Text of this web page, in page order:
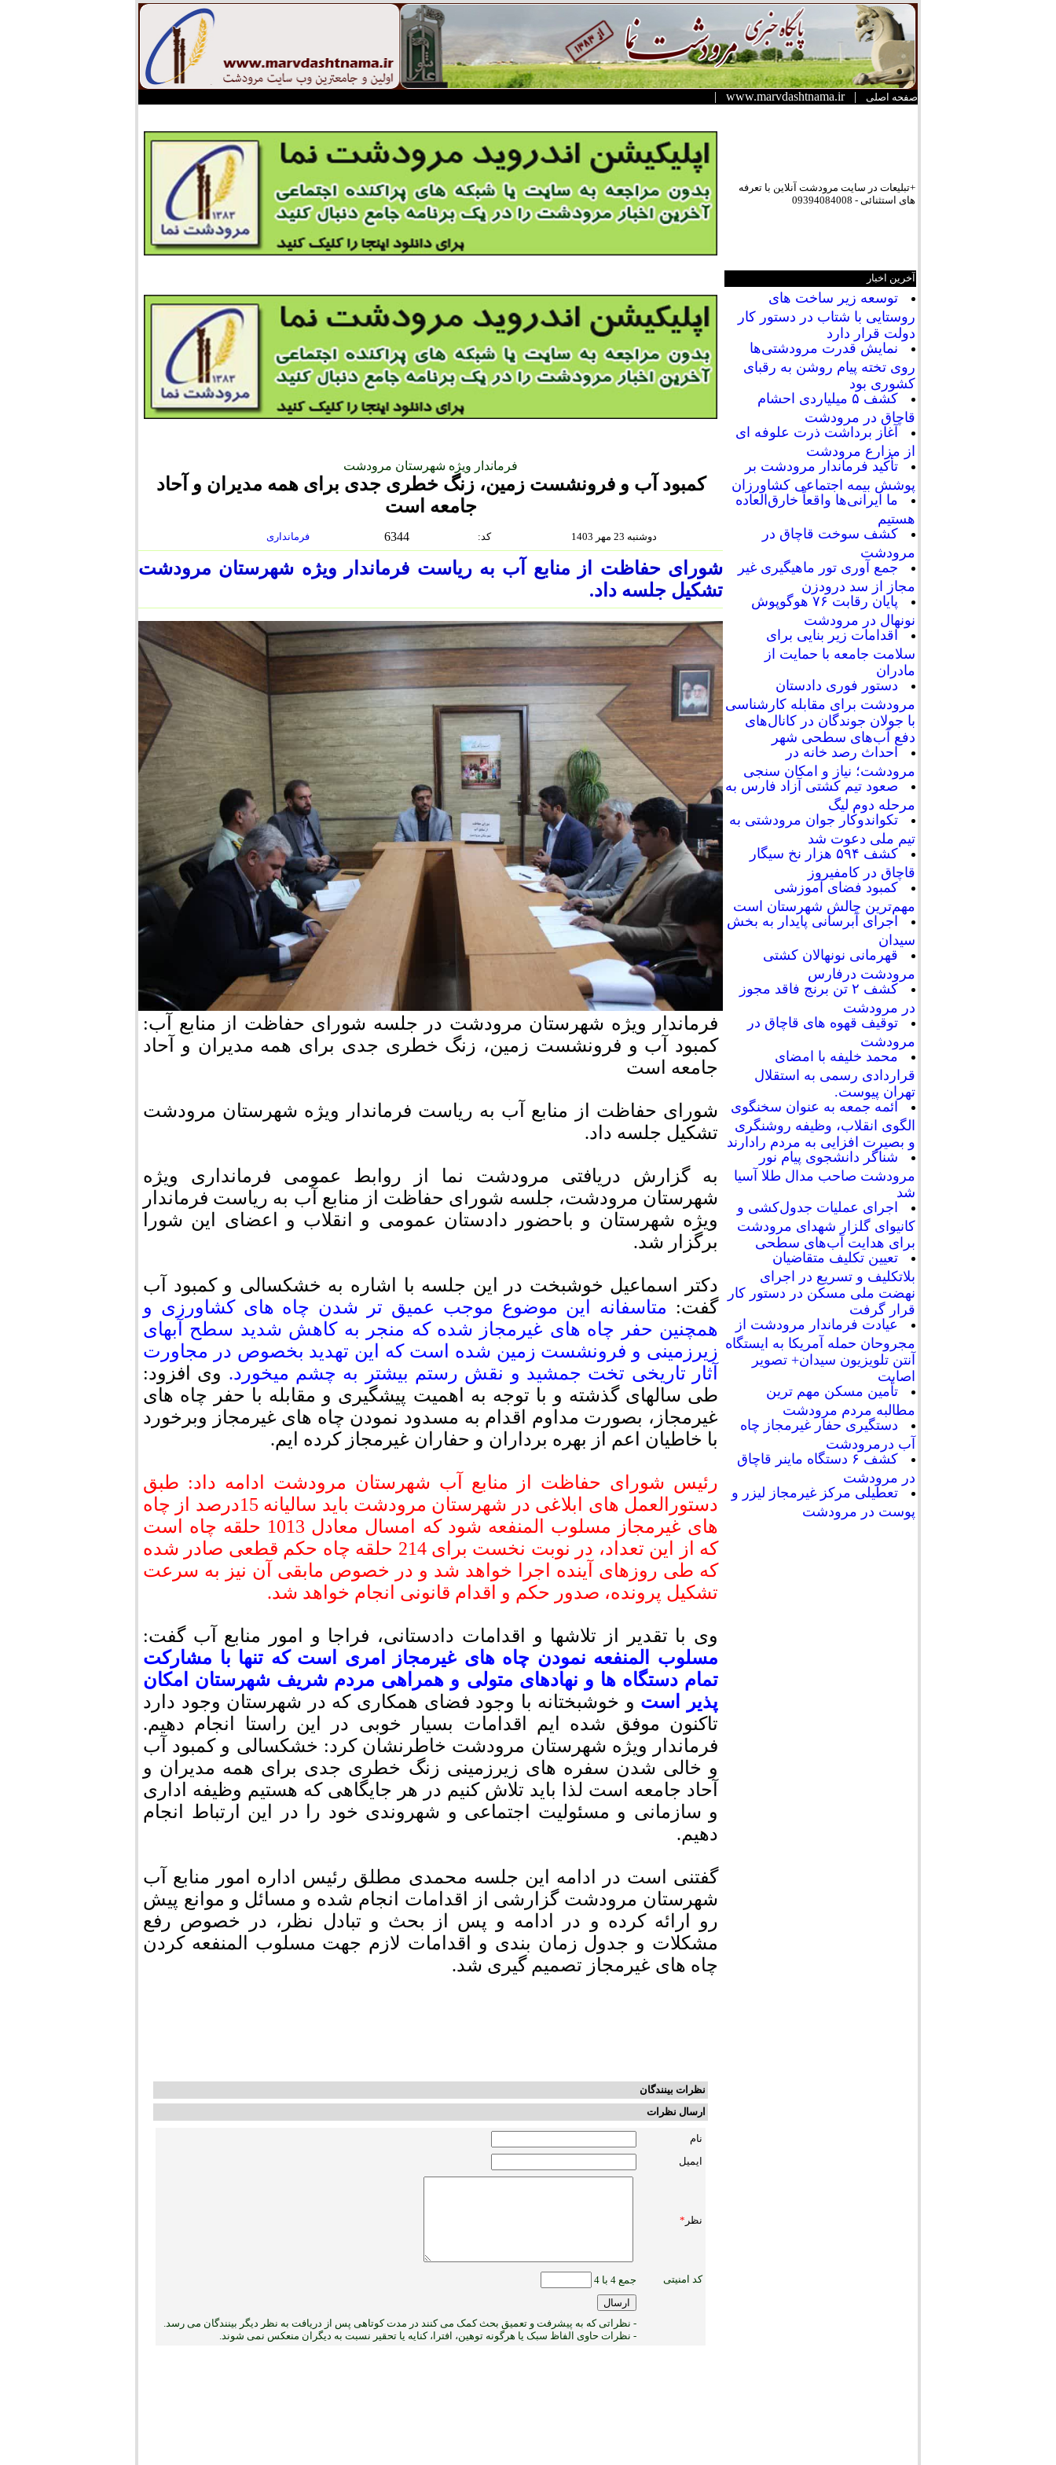
صفحه اصلی |
www.marvdashtnama.ir
|
+تبلیعات در سایت مرودشت آنلاین با تعرفه
های استثنائی - 09394084008
آخرین اخبار
توسعه زیر ساخت های
روستایی با شتاب در دستور کار
دولت قرار دارد
نمایش قدرت مرودشتی‌ها
روی تخته پیام روشن به رقبای
کشوری بود
کشف ۵ میلیاردی احشام
قاچاق در مرودشت
آغاز برداشت ذرت علوفه ای
از مزارع مرودشت
تأکید فرماندار مرودشت بر
پوشش بیمه اجتماعی کشاورزان
ما ایرانی‌ها واقعاً خارق‌العاده
هستیم
کشف سوخت قاچاق در
مرودشت
جمع آوری تور ماهیگیری غیر
مجاز از سد درودزن
پایان رقابت‌ ۷۶ هوگوپوش
نونهال در مرودشت
اقدامات زیر بنایی برای
سلامت جامعه با حمایت از
مادران
دستور فوری دادستان
مرودشت برای مقابله کارشناسی
با جولان جوندگان در کانال‌های
دفع آب‌های سطحی شهر
احداث رصد خانه در
مرودشت؛ نیاز و امکان سنجی
صعود تیم کشتی آزاد فارس به
مرحله دوم لیگ
تکواندوکار جوان مرودشتی به
تیم ملی دعوت شد
کشف ۵۹۴ هزار نخ سیگار
قاچاق در کامفیروز
کمبود فضای آموزشی
مهم‌ترین چالش شهرستان است
اجرای آبرسانی پایدار به بخش
سیدان
قهرمانی نونهالان کشتی
مرودشت درفارس
کشف ۲ تن برنج فاقد مجوز
در مرودشت
توقیف قهوه های قاچاق در
مرودشت
محمد خلیفه با امضای
قراردادی رسمی به استقلال
تهران پیوست.
ائمه جمعه به عنوان سخنگوی
الگوی انقلاب، وظیفه روشنگری
و بصیرت افزایی به مردم رادارند
شناگر دانشجوی پیام نور
مرودشت صاحب مدال طلا آسیا
شد
اجرای عملیات جدول‌کشی و
کانیوای گلزار شهدای مرودشت
برای هدایت آب‌های سطحی
تعیین تکلیف متقاضیان
بلاتکلیف و تسریع در اجرای
نهضت ملی مسکن در دستور کار
قرار گرفت
عیادت فرماندار مرودشت از
مجروحان حمله آمریکا به ایستگاه
آنتن تلویزیون سیدان+ تصویر
اصابت
تأمین مسکن مهم ترین
مطالبه مردم مرودشت
دستگیری حفار غیرمجاز چاه
آب درمرودشت
کشف ۶ دستگاه ماینر قاچاق
در مرودشت
تعطیلی مرکز غیرمجاز لیزر و
پوست در مرودشت
فرماندار ویژه شهرستان مرودشت
کمبود آب و فرونشست زمین، زنگ خطری جدی برای همه مدیران و آحاد
جامعه است
6344 :كد دوشنبه 23 مهر 1403
شورای حفاظت از منابع آب به ریاست فرماندار ویژه شهرستان مرودشت
تشکیل جلسه داد.
فرماندار ویژه شهرستان مرودشت در جلسه شورای حفاظت از منابع آب:
کمبود آب و فرونشست زمین، زنگ خطری جدی برای همه مدیران و آحاد
جامعه است
شورای حفاظت از منابع آب به ریاست فرماندار ویژه شهرستان مرودشت
تشکیل جلسه داد.
به گزارش دریافتی مرودشت نما از روابط عمومی فرمانداری ویژه
شهرستان مرودشت، جلسه شورای حفاظت از منابع آب به ریاست فرماندار
ویژه شهرستان و باحضور دادستان عمومی و انقلاب و اعضای این شورا
برگزار شد.
دکتر اسماعیل خوشبخت در این جلسه با اشاره به خشکسالی و کمبود آب
گفت: متاسفانه این موضوع موجب عمیق تر شدن چاه های کشاورزی و
همچنین حفر چاه های غیرمجاز شده که منجر به کاهش شدید سطح آبهای
زیرزمینی و فرونشست زمین شده است که این تهدید بخصوص در مجاورت
آثار تاریخی تخت جمشید و نقش رستم بیشتر به چشم میخورد. وی افزود:
طی سالهای گذشته و با توجه به اهمیت پیشگیری و مقابله با حفر چاه های
غیرمجاز، بصورت مداوم اقدام به مسدود نمودن چاه های غیرمجاز وبرخورد
با خاطیان اعم از بهره برداران و حفاران غیرمجاز کرده ایم.
رئیس شورای حفاظت از منابع آب شهرستان مرودشت ادامه داد: طبق
دستورالعمل های ابلاغی در شهرستان مرودشت باید سالیانه 15درصد از چاه
های غیرمجاز مسلوب المنفعه شود که امسال معادل 1013 حلقه چاه است
که از این تعداد، در نوبت نخست برای 214 حلقه چاه حکم قطعی صادر شده
که طی روزهای آینده اجرا خواهد شد و در خصوص مابقی آن نیز به سرعت
تشکیل پرونده، صدور حکم و اقدام قانونی انجام خواهد شد.
وی با تقدیر از تلاشها و اقدامات دادستانی، فراجا و امور منابع آب گفت:
مسلوب المنفعه نمودن چاه های غیرمجاز امری است که تنها با مشارکت
تمام دستگاه ها و نهادهای متولی و همراهی مردم شریف شهرستان امکان
پذیر است و خوشبختانه با وجود فضای همکاری که در شهرستان وجود دارد
تاکنون موفق شده ایم اقدامات بسیار خوبی در این راستا انجام دهیم.
فرماندار ویژه شهرستان مرودشت خاطرنشان کرد: خشکسالی و کمبود آب
و خالی شدن سفره های زیرزمینی زنگ خطری جدی برای همه مدیران و
آحاد جامعه است لذا باید تلاش کنیم در هر جایگاهی که هستیم وظیفه اداری
و سازمانی و مسئولیت اجتماعی و شهروندی خود را در این ارتباط انجام
دهیم.
گفتنی است در ادامه این جلسه محمدی مطلق رئیس اداره امور منابع آب
شهرستان مرودشت گزارشی از اقدامات انجام شده و مسائل و موانع پیش
رو ارائه کرده و در ادامه و پس از بحث و تبادل نظر، در خصوص رفع
مشکلات و جدول زمان بندی و اقدامات لازم جهت مسلوب المنفعه کردن
چاه های غیرمجاز تصمیم گیری شد.
نظرات بینندگان
ارسال نظرات
نام
ایمیل
نظر *
کد امنیتی جمع 4 با 4
- نظراتی که به پیشرفت و تعمیق بحث کمک می کنند در مدت کوتاهی پس از دریافت به نظر دیگر بینندگان می رسد.
- نظرات حاوی الفاظ سبک یا هرگونه توهین، افترا، کنایه یا تحقیر نسبت به دیگران منعکس نمی ‏شوند.